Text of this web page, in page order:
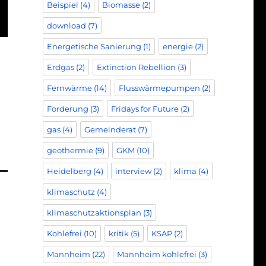
Beispiel (4) Biomasse(2)
download (7)
Energetische Sanierung (1) energie(2)
Erdgas(2) Extinction Rebellion (3)
Fernwärme(14) Flusswärmepumpen (2)
Forderung (3) Fridays for Future(2)
gas(4) Gemeinderat(7)
geothermie(9) GKM (10)
Heidelberg (4) interview(2) klima (4)
klimaschutz (4)
klimaschutzaktionsplan (3)
Kohlefrei (10) kritik (5) KSAP(2)
Mannheim (22) Mannheim kohlefrei (3)